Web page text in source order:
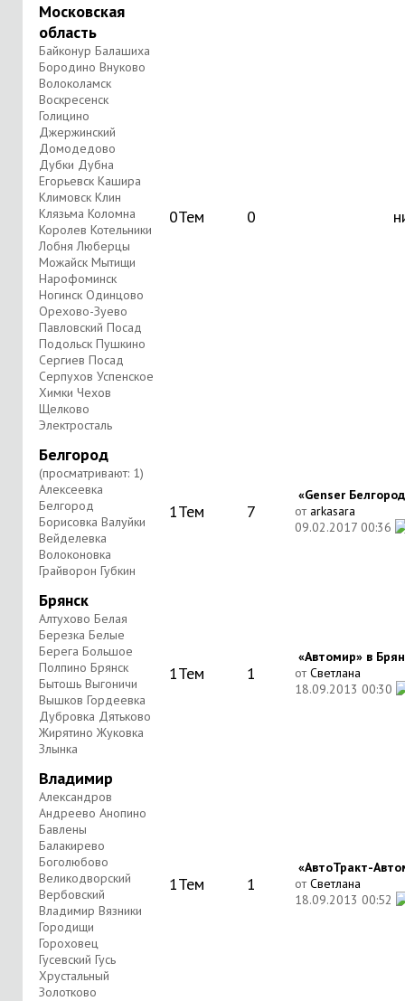
Московская
область
Байконур Балашиха
Бородино Внуково
Волоколамск
Воскресенск
Голицино
Джержинский
Домодедово
Дубки Дубна
Егорьевск Кашира
Климовск Клин
Клязьма Коломна
Королев Котельники
Лобня Люберцы
Можайск Мытищи
Нарофоминск
Ногинск Одинцово
Орехово-Зуево
Павловский Посад
Подольск Пушкино
Сергиев Посад
Серпухов Успенское
Химки Чехов
Щелково
Электросталь
0Тем 0
Белгород
(просматривают: 1)
Алексеевка
Белгород
Борисовка Валуйки
Вейделевка
Волоконовка
Грайворон Губкин
1Тем 7
«Genser
от arkasara
09.02.2017 00:36
Брянск
Алтухово Белая
Березка Белые
Берега Большое
Полпино Брянск
Бытошь Выгоничи
Вышков Гордеевка
Дубровка Дятьково
Жирятино Жуковка
Злынка
1Тем 1
«Автомир» в
отСветлана
18.09.2013 00:30
Владимир
Александров
Андреево Анопино
Бавлены
Балакирево
Боголюбово
Великодворский
Вербовский
Владимир Вязники
Городищи
Гороховец
Гусевский Гусь
Хрустальный
Золотково
1Тем 1
«АвтоТракт-
отСветлана
18.09.2013 00:52